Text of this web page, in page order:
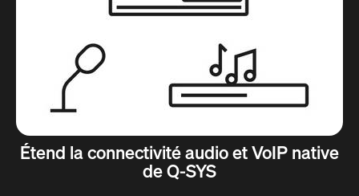
Étend la connectivité audio et VoIP native
de Q-SYS